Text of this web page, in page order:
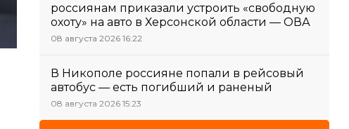
россиянам приказали устроить «свободную
охоту» на авто в Херсонской области — ОВА
08 августа 2026 16:22
В Никополе россияне попали в рейсовый
автобус — есть погибший и раненый
08 августа 2026 15:23